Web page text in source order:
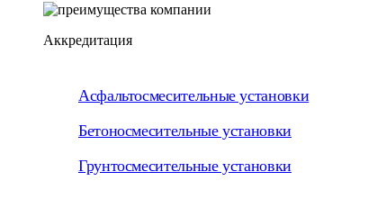
Аккредитация
Асфальтосмесительные установки
Бетоносмесительные установки
Грунтосмесительные установки